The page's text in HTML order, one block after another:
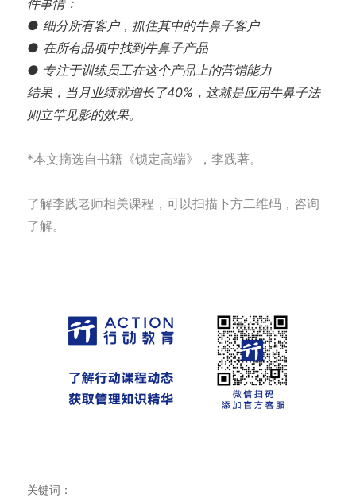
● 细分所有客户，抓住其中的牛鼻子客户
● 在所有品项中找到牛鼻子产品
● 专注于训练员工在这个产品上的营销能力
结果，当月业绩就增长了40%，这就是应用牛鼻子法
则立竿见影的效果。
*本文摘选自书籍《锁定高端》，李践著。
了解李践老师相关课程，可以扫描下方二维码，咨询
了解。
关键词：